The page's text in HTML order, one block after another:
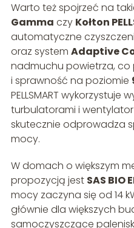
Warto też spojrzeć na
Gamma czy Kołton
automatyczne
oraz system Adaptive
nadmuchu powietrza,
i sprawność na poziomie
PELLSMART wykorzystuje
turbulatorami i
skutecznie odprowadza
mocy.
W domach o większym
propozycją jest SAS BIO
mocy zaczyna się od 14
głównie dla większych
samoczyszczące